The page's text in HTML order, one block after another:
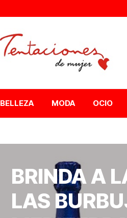
BELLEZA MODA OCIO
BRINDA A
LAS